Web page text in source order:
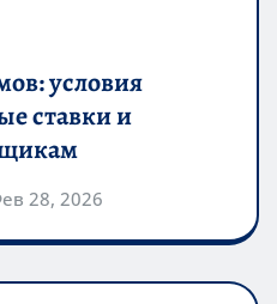
условия
ставки и
28, 2026